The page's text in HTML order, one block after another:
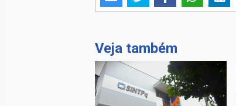
Veja também